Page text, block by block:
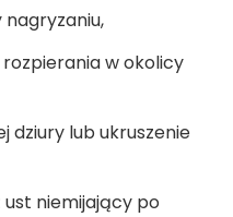
w okolicy
dziury lub ukruszenie
niemijający po